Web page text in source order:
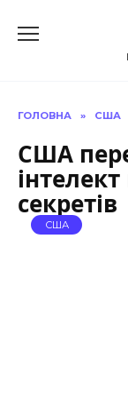
до
ГОЛОВНА » США
США
секретів
США